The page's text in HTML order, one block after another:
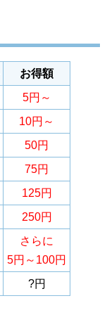
お得額
5円～
10円～
50円
75円
125円
250円
さらに
5円～100円
?円